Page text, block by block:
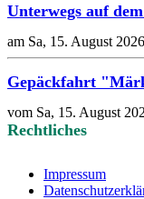
Unterwegs auf
am Sa, 15. August 2026
Gepäckfahrt
vom Sa, 15. August
Rechtliches
Impressum